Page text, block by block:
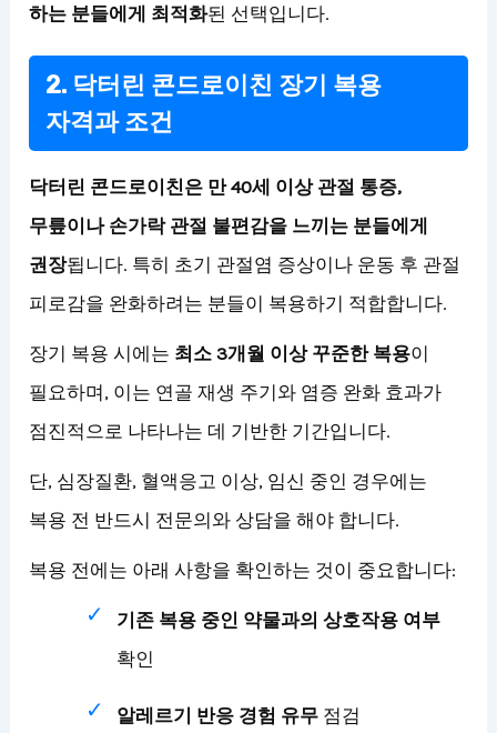
하는 분들에게 최적화된 선택입니다.
2. 닥터린 콘드로이친 장기 복용
자격과 조건
닥터린 콘드로이친은 만 40세 이상 관절 통증,
무릎이나 손가락 관절 불편감을 느끼는 분들에게
권장됩니다. 특히 초기 관절염 증상이나 운동 후 관절
피로감을 완화하려는 분들이 복용하기 적합합니다.
장기 복용 시에는 최소 3개월 이상 꾸준한 복용이
필요하며, 이는 연골 재생 주기와 염증 완화 효과가
점진적으로 나타나는 데 기반한 기간입니다.
단, 심장질환, 혈액응고 이상, 임신 중인 경우에는
복용 전 반드시 전문의와 상담을 해야 합니다.
복용 전에는 아래 사항을 확인하는 것이 중요합니다:
기존 복용 중인 약물과의 상호작용 여부
확인
알레르기 반응 경험 유무 점검